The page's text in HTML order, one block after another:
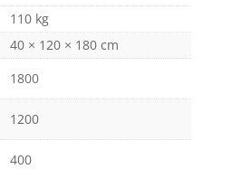
110 kg
40 × 120 × 180 cm
1800
1200
400